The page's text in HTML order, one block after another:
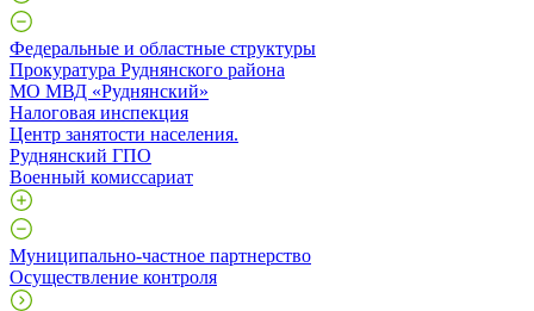
Федеральные и областные структуры
Прокуратура Руднянского района
МО МВД «Руднянский»
Налоговая инспекция
Центр занятости населения.
Руднянский ГПО
Военный комиссариат
Муниципально-частное партнерство
Осуществление контроля